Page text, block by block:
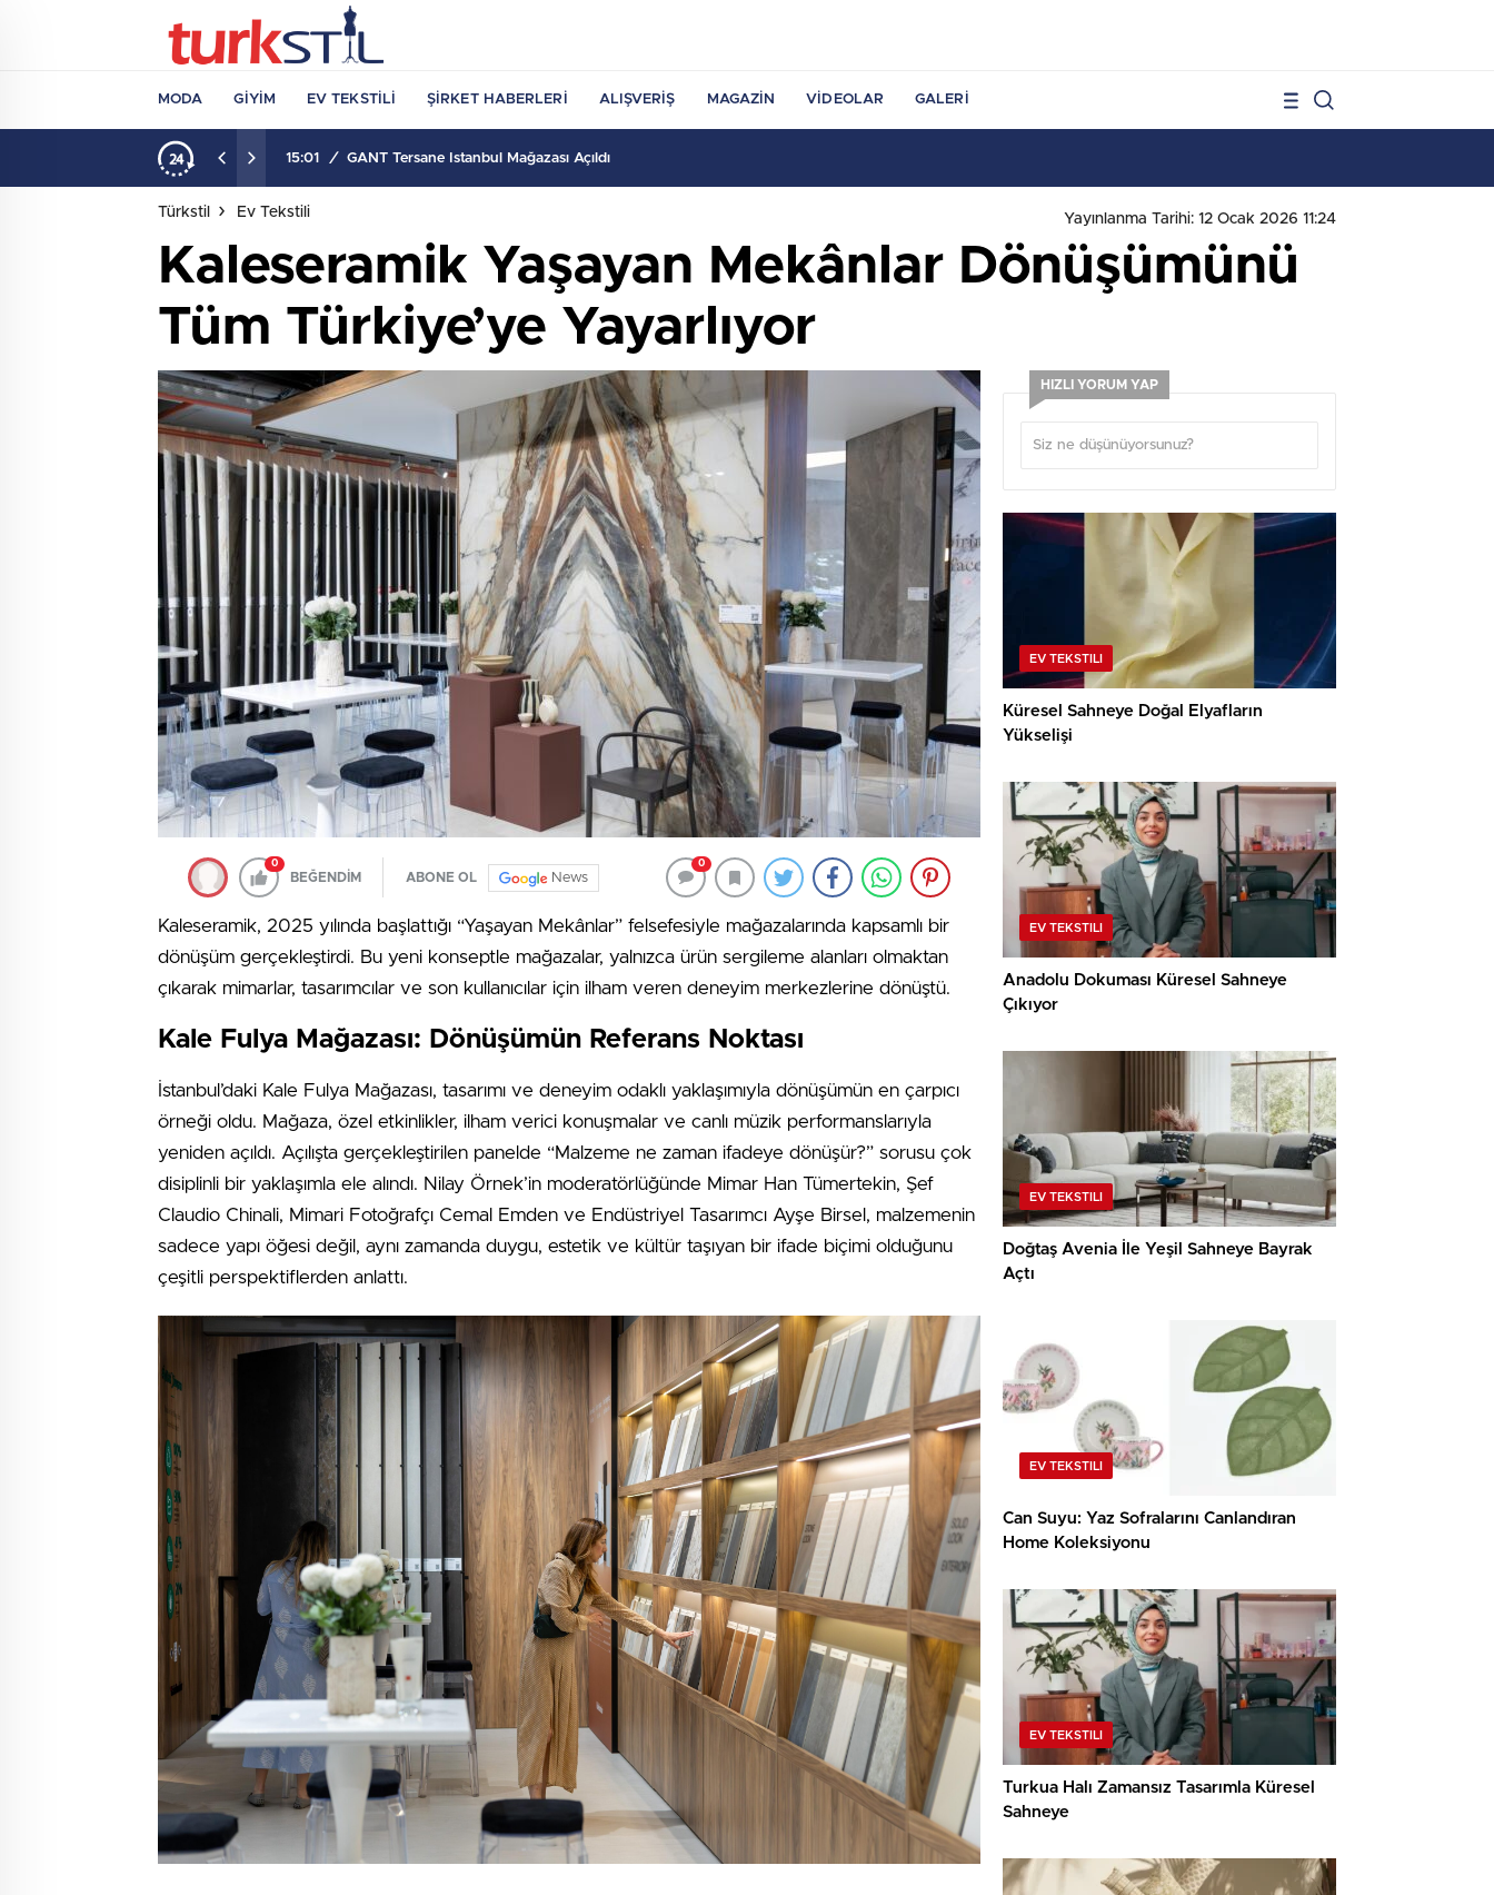
MODA GIYIM EV TEKSTILI ŞIRKET HABERLERI ALIŞVERIŞ MAGAZIN VIDEOLAR GALERI
15:01 / GANT Tersane İstanbul Mağazası Açıldı
Türkstil Ev Tekstili Yayınlanma Tarihi: 12 Ocak 2026 11:24
Kaleseramik Yaşayan Mekânlar Dönüşümünü
Tüm Türkiye’ye Yayarlıyor
0
BEĞENDİM ABONE OL News
0
Kaleseramik, 2025 yılında başlattığı “Yaşayan Mekânlar” felsefesiyle mağazalarında kapsamlı bir
dönüşüm gerçekleştirdi. Bu yeni konseptle mağazalar, yalnızca ürün sergileme alanları olmaktan
çıkarak mimarlar, tasarımcılar ve son kullanıcılar için ilham veren deneyim merkezlerine dönüştü.
Kale Fulya Mağazası: Dönüşümün Referans Noktası
İstanbul’daki Kale Fulya Mağazası, tasarımı ve deneyim odaklı yaklaşımıyla dönüşümün en çarpıcı
örneği oldu. Mağaza, özel etkinlikler, ilham verici konuşmalar ve canlı müzik performanslarıyla
yeniden açıldı. Açılışta gerçekleştirilen panelde “Malzeme ne zaman ifadeye dönüşür?” sorusu çok
disiplinli bir yaklaşımla ele alındı. Nilay Örnek’in moderatörlüğünde Mimar Han Tümertekin, Şef
Claudio Chinali, Mimari Fotoğrafçı Cemal Emden ve Endüstriyel Tasarımcı Ayşe Birsel, malzemenin
sadece yapı öğesi değil, aynı zamanda duygu, estetik ve kültür taşıyan bir ifade biçimi olduğunu
çeşitli perspektiflerden anlattı.
HIZLI YORUM YAP
EV TEKSTILI
Küresel Sahneye Doğal Elyafların
Yükselişi
EV TEKSTILI
Anadolu Dokuması Küresel Sahneye
Çıkıyor
EV TEKSTILI
Doğtaş Avenia İle Yeşil Sahneye Bayrak
Açtı
EV TEKSTILI
Can Suyu: Yaz Sofralarını Canlandıran
Home Koleksiyonu
EV TEKSTILI
Turkua Halı Zamansız Tasarımla Küresel
Sahneye